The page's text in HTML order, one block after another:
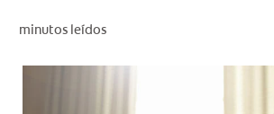
minutos leídos